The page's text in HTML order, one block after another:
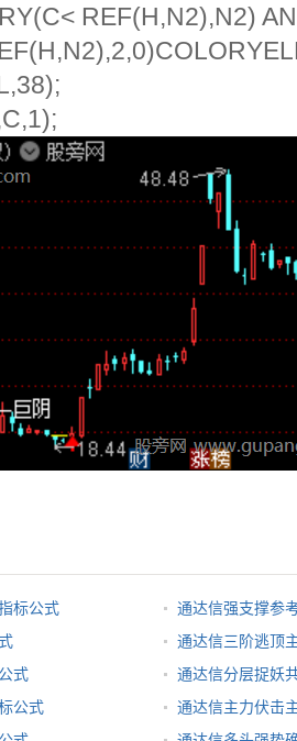
REF(H,N2),N2)
标公式
通达信强支撑参
通达信三阶逃顶
式
通达信分层捉妖
公式
通达信主力伏击